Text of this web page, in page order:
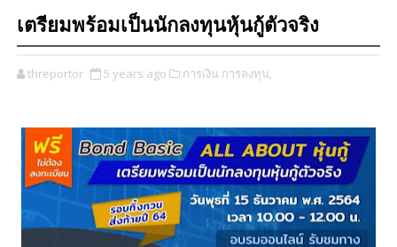
เตรียมพร้อมเป็นนักลงทุนหุ้นกู้ตัวจริง
threportor 5 years ago การเงิน การลงทุน,